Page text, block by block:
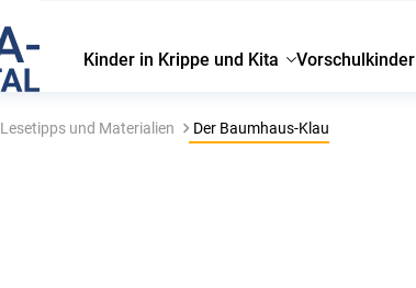
Kinder in Krippe und Kita Vorschulkinder
Lesetipps und Materialien Der Baumhaus-Klau